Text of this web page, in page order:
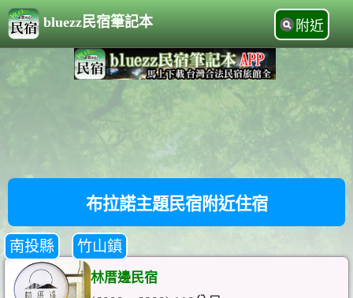
bluezz民宿筆記本 附近
布拉諾主題民宿附近住宿
南投縣 竹山鎮
林厝邊民宿